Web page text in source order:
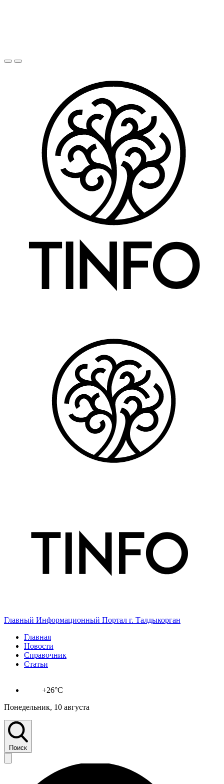
Главный Информационный Портал г. Талдыкорган
Главная
Новости
Справочник
Статьи
+26°C
Понедельник, 10 августа
Поиск